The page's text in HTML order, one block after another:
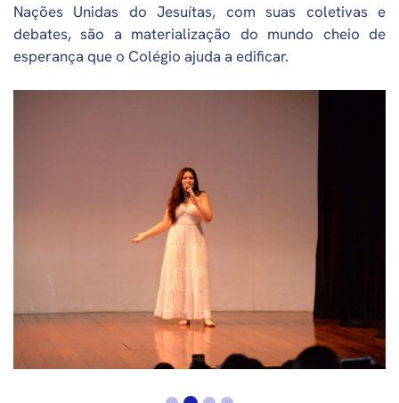
Nações Unidas do Jesuítas, com suas coletivas e
debates, são a materialização do mundo cheio de
esperança que o Colégio ajuda a edificar.